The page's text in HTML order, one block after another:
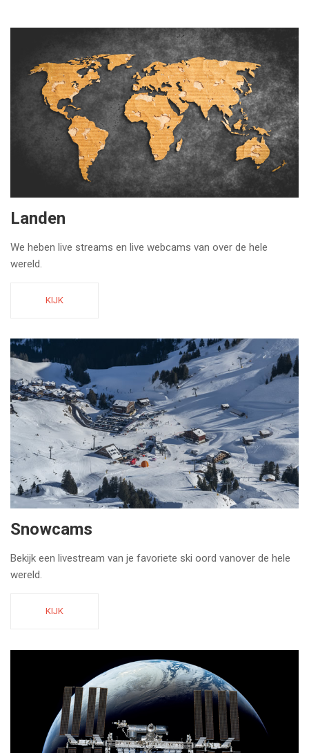
Landen
We heben live streams en live webcams van over de hele
wereld.
KIJK
Snowcams
Bekijk een livestream van je favoriete ski oord vanover de hele
wereld.
KIJK